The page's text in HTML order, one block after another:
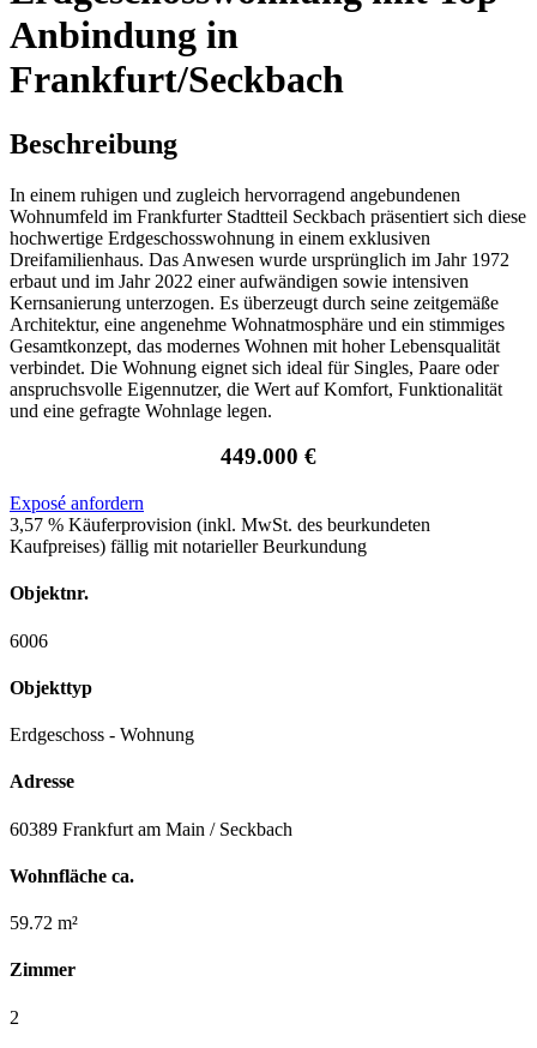
Anbindung in
Frankfurt/Seckbach
Beschreibung
In einem ruhigen und zugleich hervorragend angebundenen
Wohnumfeld im Frankfurter Stadtteil Seckbach präsentiert sich diese
hochwertige Erdgeschosswohnung in einem exklusiven
Dreifamilienhaus. Das Anwesen wurde ursprünglich im Jahr 1972
erbaut und im Jahr 2022 einer aufwändigen sowie intensiven
Kernsanierung unterzogen. Es überzeugt durch seine zeitgemäße
Architektur, eine angenehme Wohnatmosphäre und ein stimmiges
Gesamtkonzept, das modernes Wohnen mit hoher Lebensqualität
verbindet. Die Wohnung eignet sich ideal für Singles, Paare oder
anspruchsvolle Eigennutzer, die Wert auf Komfort, Funktionalität
und eine gefragte Wohnlage legen.
449.000 €
Exposé anfordern
3,57 % Käuferprovision (inkl. MwSt. des beurkundeten
Kaufpreises) fällig mit notarieller Beurkundung
Objektnr.
6006
Objekttyp
Erdgeschoss - Wohnung
Adresse
60389 Frankfurt am Main / Seckbach
Wohnfläche ca.
59.72 m²
Zimmer
2